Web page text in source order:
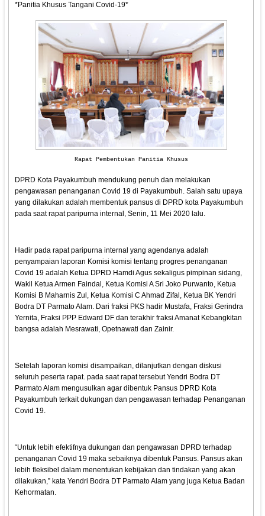
*Panitia Khusus Tangani Covid-19*
Rapat Pembentukan Panitia Khusus
DPRD Kota Payakumbuh mendukung penuh dan melakukan
pengawasan penanganan Covid 19 di Payakumbuh. Salah satu upaya
yang dilakukan adalah membentuk pansus di DPRD kota Payakumbuh
pada saat rapat paripurna internal, Senin, 11 Mei 2020 lalu.
Hadir pada rapat paripurna internal yang agendanya adalah
penyampaian laporan Komisi komisi tentang progres penanganan
Covid 19 adalah Ketua DPRD Hamdi Agus sekaligus pimpinan sidang,
Wakil Ketua Armen Faindal, Ketua Komisi A Sri Joko Purwanto, Ketua
Komisi B Maharnis Zul, Ketua Komisi C Ahmad Zifal, Ketua BK Yendri
Bodra DT Parmato Alam. Dari fraksi PKS hadir Mustafa, Fraksi Gerindra
Yernita, Fraksi PPP Edward DF dan terakhir fraksi Amanat Kebangkitan
bangsa adalah Mesrawati, Opetnawati dan Zainir.
Setelah laporan komisi disampaikan, dilanjutkan dengan diskusi
seluruh peserta rapat. pada saat rapat tersebut Yendri Bodra DT
Parmato Alam mengusulkan agar dibentuk Pansus DPRD Kota
Payakumbuh terkait dukungan dan pengawasan terhadap Penanganan
Covid 19.
“Untuk lebih efektifnya dukungan dan pengawasan DPRD terhadap
penanganan Covid 19 maka sebaiknya dibentuk Pansus. Pansus akan
lebih fleksibel dalam menentukan kebijakan dan tindakan yang akan
dilakukan,” kata Yendri Bodra DT Parmato Alam yang juga Ketua Badan
Kehormatan.